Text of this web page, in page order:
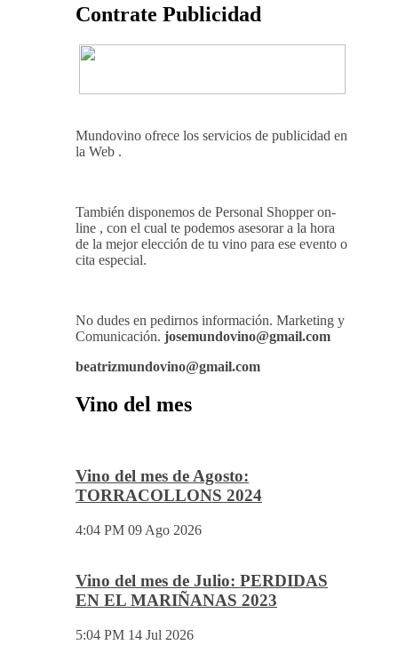
Contrate Publicidad
Mundovino ofrece los servicios de publicidad en
la Web .
También disponemos de Personal Shopper on-
line , con el cual te podemos asesorar a la hora
de la mejor elección de tu vino para ese evento o
cita especial.
No dudes en pedirnos información. Marketing y
Comunicación. josemundovino@gmail.com
beatrizmundovino@gmail.com
Vino del mes
Vino del mes de Agosto:
TORRACOLLONS 2024
4:04 PM 09 Ago 2026
Vino del mes de Julio: PERDIDAS
EN EL MARIÑANAS 2023
5:04 PM 14 Jul 2026